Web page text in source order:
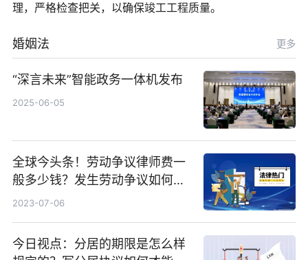
理，严格检查把关，以确保竣工工程质量。
婚姻法 更多
“深言未来”智能政务一体机发布
2025-06-05
全球今头条！劳动争议律师费一
般多少钱？发生劳动争议如何算
工资？
2023-07-06
今日视点：分居的期限是怎么样